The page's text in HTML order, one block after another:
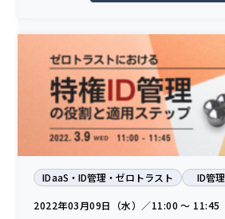
IDaaS・ID管理・ゼロトラスト ID管理
2022年03月09日（水）／11:00 〜 11:45